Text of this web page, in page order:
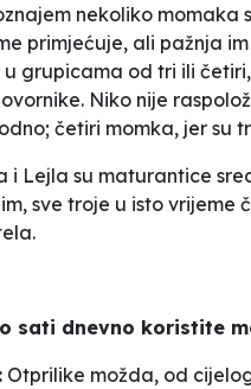
nekoliko momaka
primjećuje, ali pažnja
u grupicama od tri ili
Niko nije
četiri momka, jer su
i Lejla su maturantice
sve troje u isto vrijeme
sati dnevno koristite
Otprilike možda, od